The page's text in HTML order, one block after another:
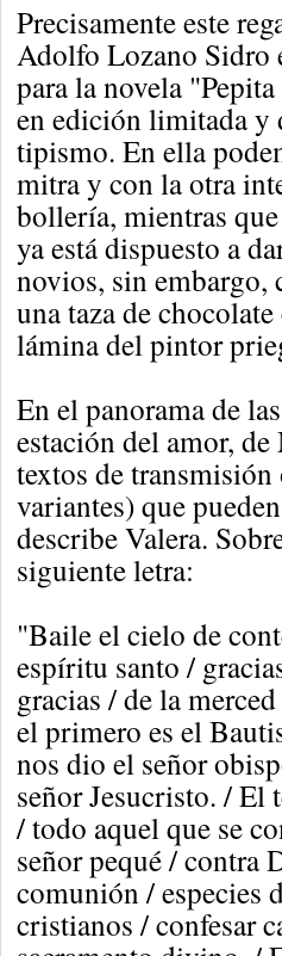
Precisamente este
Adolfo Lozano Sidro
para la novela
en edición limitada
tipismo. En ella
mitra y con la otra
bollería, mientras
ya está dispuesto a
novios, sin embargo,
una taza de
lámina del pintor
En el panorama de
estación del amor,
textos de
variantes) que
describe Valera.
siguiente letra:
"Baile el cielo de
espíritu santo /
gracias / de la
el primero es el
nos dio el señor
señor Jesucristo. / El
/ todo aquel que se
señor pequé / contra
comunión / especies
cristianos / confesar